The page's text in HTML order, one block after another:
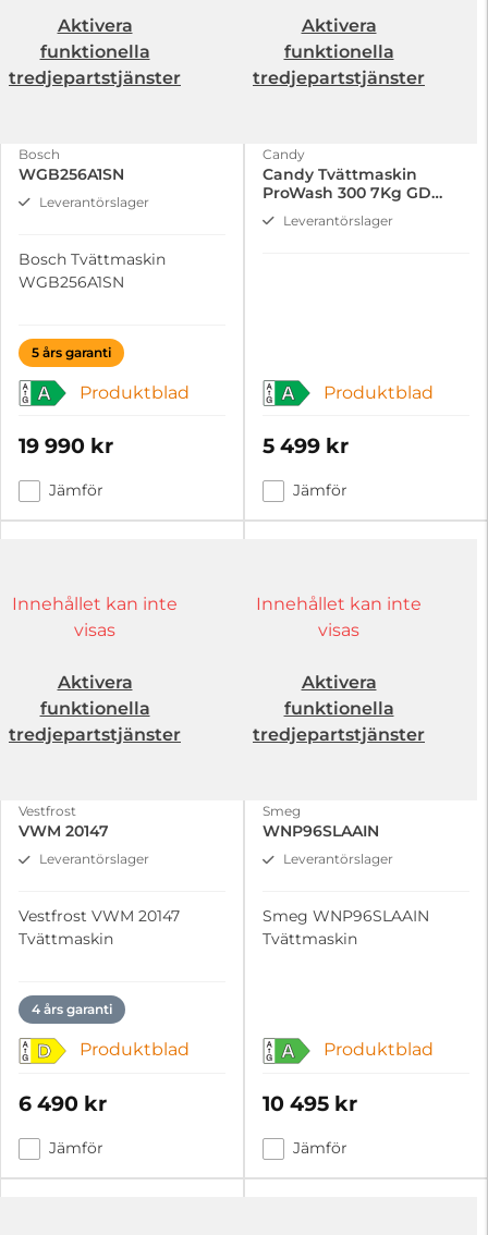
Aktivera
funktionella
tredjepartstjänster
Bosch
WGB256A1SN
Leverantörslager
Bosch Tvättmaskin
WGB256A1SN
5 års garanti
A Produktblad
19 990 kr
Jämför
Aktivera
funktionella
tredjepartstjänster
Candy
Candy Tvättmaskin
ProWash 300 7Kg GD
Leverantörslager
A Produktblad
5 499 kr
Jämför
Innehållet kan inte
visas
Aktivera
funktionella
tredjepartstjänster
Vestfrost
VWM 20147
Leverantörslager
Vestfrost VWM 20147
Tvättmaskin
4 års garanti
D Produktblad
6 490 kr
Jämför
Innehållet kan inte
visas
Aktivera
funktionella
tredjepartstjänster
Smeg
WNP96SLAAIN
Leverantörslager
Smeg WNP96SLAAIN
Tvättmaskin
A Produktblad
10 495 kr
Jämför